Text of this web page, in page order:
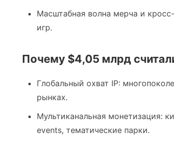
Масштабная волна мерча и
игр.
Почему $4,05 млрд
Глобальный охват IP:
рынках.
Мультиканальная монетизация:
events, тематические парки.